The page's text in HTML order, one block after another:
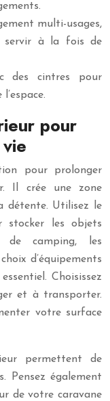
multi-usages,
servir à la fois de
des cintres pour
pour
pour prolonger
Il crée une zone
détente. Utilisez le
stocker les objets
de camping, les
d’équipements
Choisissez
et à transporter.
votre surface
permettent de
Pensez également
de votre caravane